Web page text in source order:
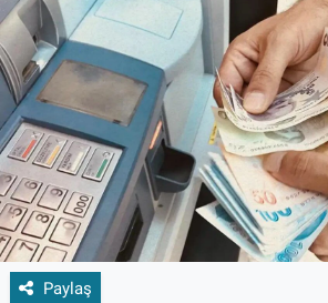
Paylaş